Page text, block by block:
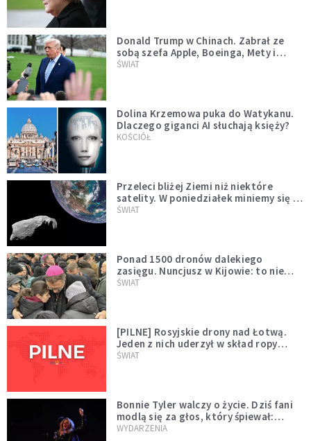
Donald Trump w Chinach. Zabrał ze
sobą szefa Apple, Boeinga, Mety i
Muska
ŚWIAT
Dolina Krzemowa puka do Watykanu.
Dlaczego giganci AI słuchają księży?
KOŚCIÓŁ
Przeleci bliżej Ziemi niż niektóre
satelity. W poniedziałek miniemy się z
asteroidą, która poprzedzi znacznie
ŚWIAT
Ponad 1500 dronów dalekiego
zasięgu. Nuncjusz w Kijowie: to nie
wygląda na wolę zakończenia wojny
ŚWIAT
[PILNE] Rosyjskie drony nad Łotwą.
Jeden z nich uderzył w skład ropy
naftowej
ŚWIAT
Bonnie Tyler walczy o życie. Dziś fani
modlą się za głos, który śpiewał:
"Lord, help me"
WYDARZENIA